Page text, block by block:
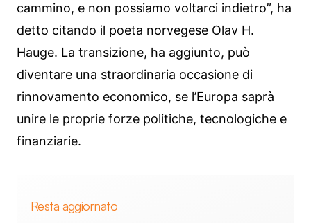
cammino, e non possiamo voltarci indietro”, ha
detto citando il poeta norvegese Olav H.
Hauge. La transizione, ha aggiunto, può
diventare una straordinaria occasione di
rinnovamento economico, se l’Europa saprà
unire le proprie forze politiche, tecnologiche e
finanziarie.
Resta aggiornato